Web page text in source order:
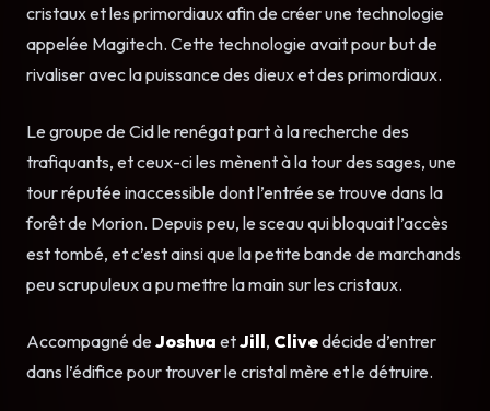
cristaux et les primordiaux afin de créer une technologie
appelée Magitech. Cette technologie avait pour but de
rivaliser avec la puissance des dieux et des primordiaux.
Le groupe de Cid le renégat part à la recherche des
trafiquants, et ceux-ci les mènent à la tour des sages, une
tour réputée inaccessible dont l’entrée se trouve dans la
forêt de Morion. Depuis peu, le sceau qui bloquait l’accès
est tombé, et c’est ainsi que la petite bande de marchands
peu scrupuleux a pu mettre la main sur les cristaux.
Accompagné deJoshua etJill, Clivedécide d’entrer
dans l’édifice pour trouver le cristal mère et le détruire.